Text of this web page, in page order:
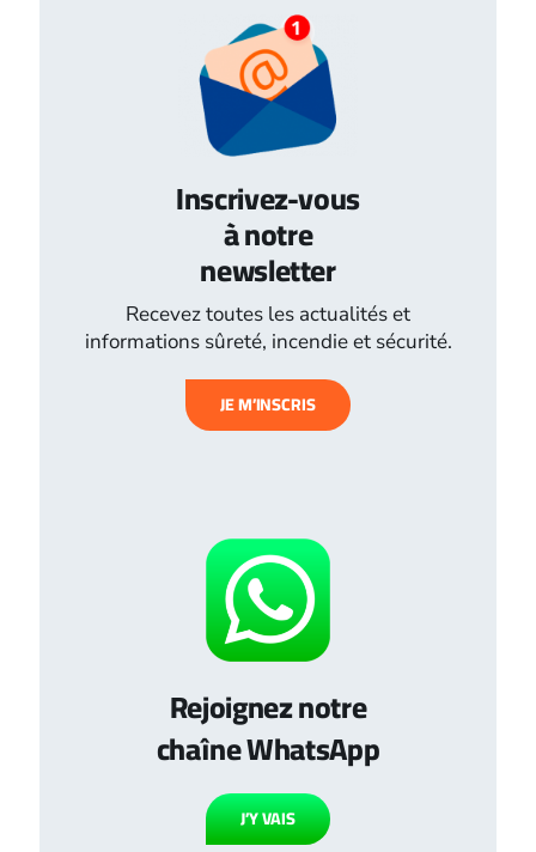
Inscrivez-vous
à notre
newsletter
Recevez toutes les actualités et
informations sûreté, incendie et sécurité.
JE M’INSCRIS
Rejoignez notre
chaîne WhatsApp
J’Y VAIS